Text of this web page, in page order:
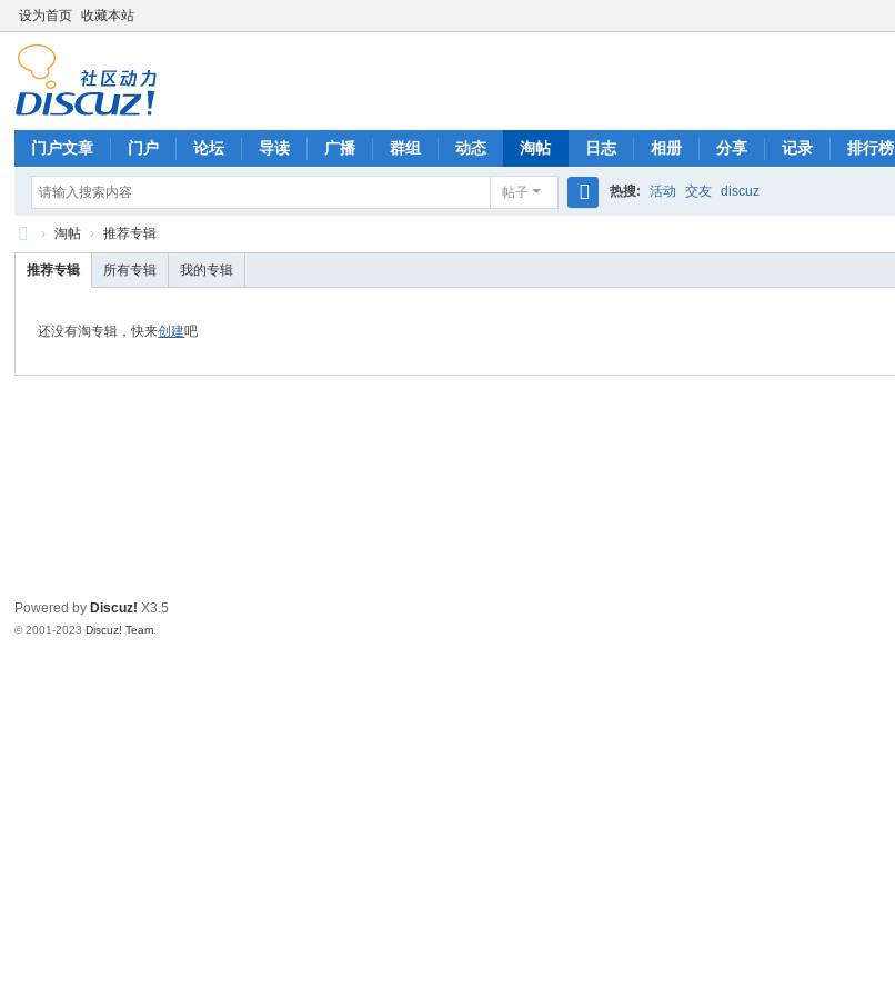
设为首页 收藏本站
门户文章 门户 论坛 导读 广播 群组 动态 淘帖 日志 相册 分享 记录 排行榜
帖子
索
热搜: 活动 交友 discuz
Di
› 淘帖 › 推荐专辑
推荐专辑 所有专辑 我的专辑
还没有淘专辑，快来创建吧
Powered by Discuz! X3.5
© 2001-2023Discuz! Team